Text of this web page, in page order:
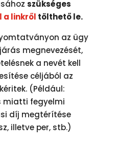
szükséges
a linkről tölthető le.
az ügy
megnevezését,
a nevét kell
céljából az
(Például:
miatti fegyelmi
díj megtérítése
illetve per, stb.)